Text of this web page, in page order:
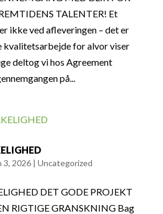
TALENTER! Et
ikke ved afleveringen – det er
kvalitetsarbejde for alvor viser
deltog vi hos Agreement
på...
3, 2026| Uncategorized
DET GODE PROJEKT
RIGTIGE GRANSKNING Bag